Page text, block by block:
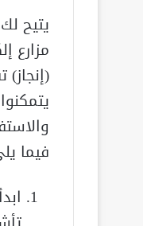
يتيح
مزارع
فيما